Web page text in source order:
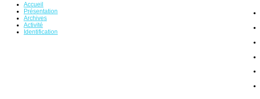
Accueil
Présentation
Archives
Activité
Identification